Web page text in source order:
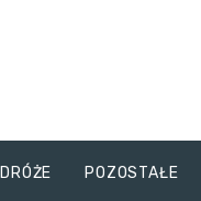
POZOSTAŁE